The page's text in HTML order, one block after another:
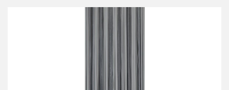
Hoogte is altijd inclusief 6 cm strip